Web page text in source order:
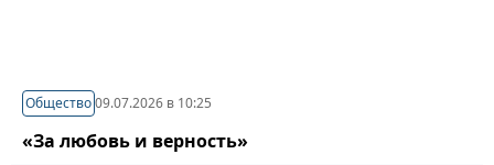
Общество09.07.2026 в 10:25
«За любовь и верность»